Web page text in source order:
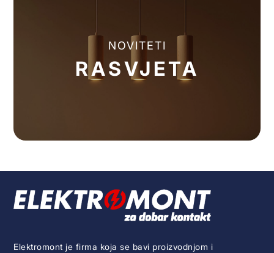
NOVITETI
RASVJETA
Elektromont je firma koja se bavi proizvodnjom i